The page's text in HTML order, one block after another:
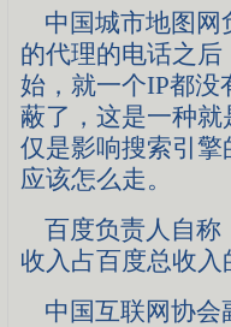
中国城市地图网
的代理的电话之
始，就一个IP都没
蔽了，这是一种
仅是影响搜索引
应该怎么走。
百度负责人自称
收入占百度总收入
中国互联网协会